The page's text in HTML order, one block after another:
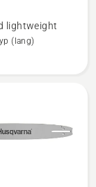
lightweight
(lang)